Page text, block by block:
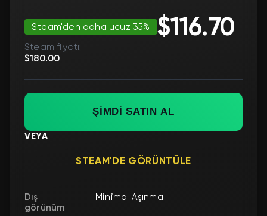
Steam'den daha ucuz 35% $116.70
Steam fiyatı:
$180.00
ŞİMDİ SATIN AL
VEYA
STEAM'DE GÖRÜNTÜLE
Dış
görünüm
Minimal Aşınma